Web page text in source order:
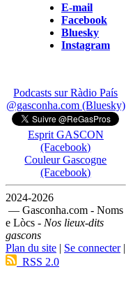
E-mail
Facebook
Bluesky
Instagram
Podcasts sur Ràdio País
@gasconha.com (Bluesky)
Esprit GASCON
(Facebook)
Couleur Gascogne
(Facebook)
2024-2026
— Gasconha.com - Noms
e Lòcs - Nos lieux-dits
gascons
Plan du site | Se connecter|
RSS 2.0